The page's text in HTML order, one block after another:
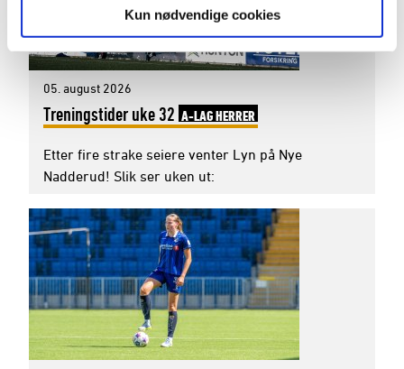
Kun nødvendige cookies
05. august 2026
Treningstider uke 32 A-LAG HERRER
Etter fire strake seiere venter Lyn på Nye
Nadderud! Slik ser uken ut: